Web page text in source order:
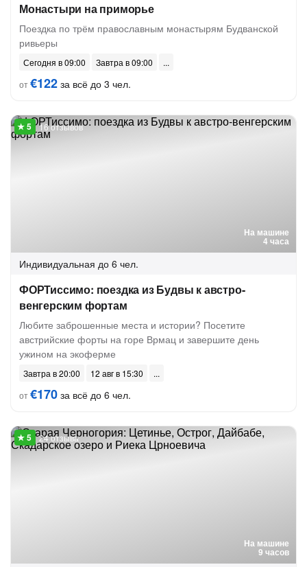
Монастыри на приморье
Поездка по трём православным монастырям Будванской
ривьеры
Сегодня в 09:00
Завтра в 09:00
от€122 за всё до 3 чел.
На машине
4 часа
16 отзывов
Индивидуальная до 6 чел.
ФОРТиссимо: поездка из Будвы к австро-
венгерским фортам
Любите заброшенные места и истории? Посетите
австрийские форты на горе Врмац и завершите день
ужином на экоферме
Завтра в 20:00
12 авг в 15:30
от€170 за всё до 6 чел.
На машине
9 часов
24 отзыва